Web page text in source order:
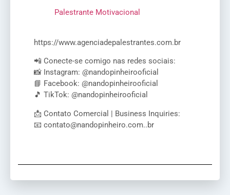
Palestrante Motivacional
https://www.agenciadepalestrantes.com.br
📲 Conecte-se comigo nas redes sociais:
📸 Instagram: @nandopinheirooficial
📘 Facebook: @nandopinheirooficial
🎵 TikTok: @nandopinheirooficial
📩 Contato Comercial | Business Inquiries:
📧 contato@nandopinheiro.com..br